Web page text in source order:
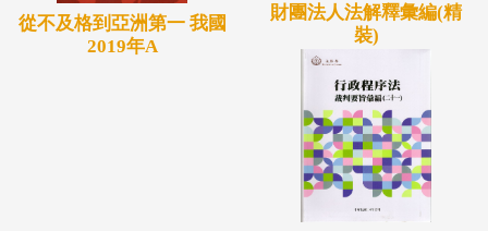
從不及格到亞洲第一 我國
2019年A
財團法人法解釋彙編(精
裝)